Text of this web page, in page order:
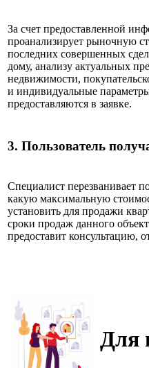
За счет предоставленной
проанализирует рыночную
последних совершенных
дому, анализу актуальных
недвижимости,
и индивидуальные
предоставляются в заявке.
3. Пользователь
Специалист перезванивает
какую максимальную
установить для продажи
сроки продаж данного
предоставит консультацию,
Для